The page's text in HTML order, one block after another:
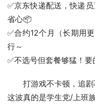
✅京东快递配送，快递
省心📦
✅合约12个月（长期用
行～
✅不选号但套餐够猛！
打游戏不卡顿，追
这波真的是学生党/上班